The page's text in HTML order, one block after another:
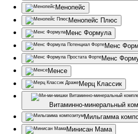
Менопейс
Менопейс Плюс
Менс Формула
Менс
Менс
Менсе
Мерц Классик
Витаминно-минеральный
Мильгамма
Минисан Мама